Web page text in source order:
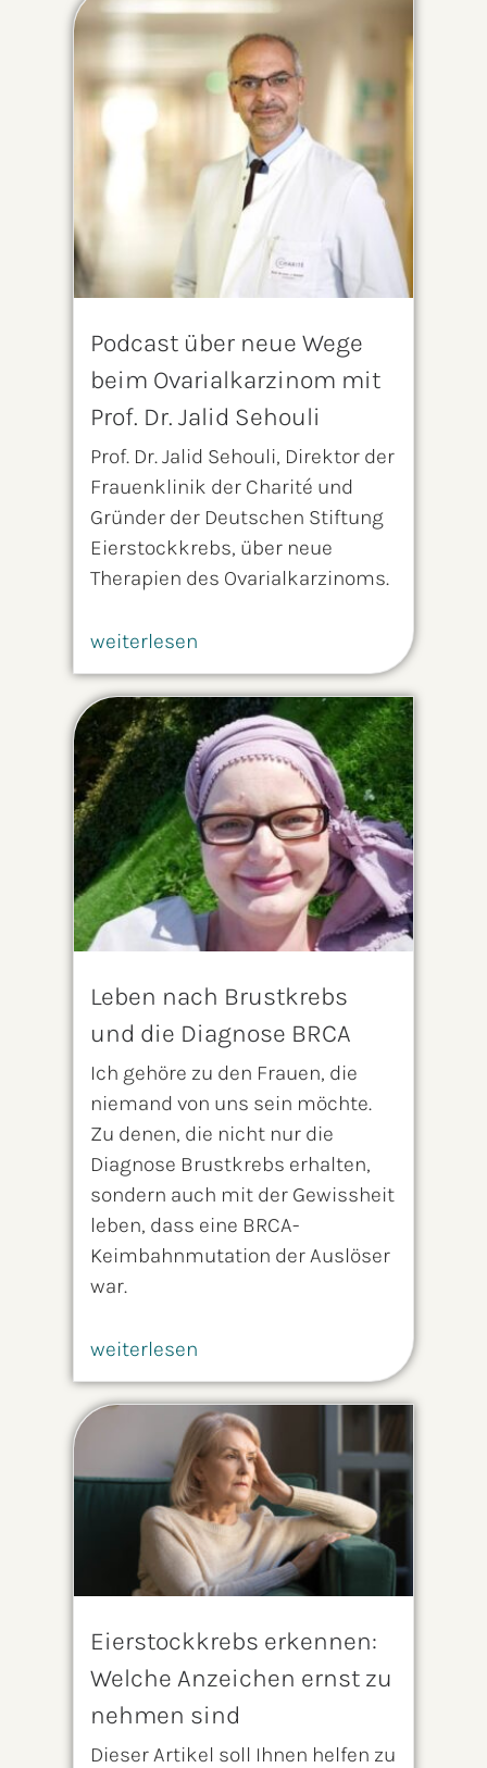
Podcast über neue Wege
beim Ovarialkarzinom mit
Prof. Dr. Jalid Sehouli
Prof. Dr. Jalid Sehouli, Direktor der
Frauenklinik der Charité und
Gründer der Deutschen Stiftung
Eierstockkrebs, über neue
Therapien des Ovarialkarzinoms.
weiterlesen
Leben nach Brustkrebs
und die Diagnose BRCA
Ich gehöre zu den Frauen, die
niemand von uns sein möchte.
Zu denen, die nicht nur die
Diagnose Brustkrebs erhalten,
sondern auch mit der Gewissheit
leben, dass eine BRCA-
Keimbahnmutation der Auslöser
war.
weiterlesen
Eierstockkrebs erkennen:
Welche Anzeichen ernst zu
nehmen sind
Dieser Artikel soll Ihnen helfen zu